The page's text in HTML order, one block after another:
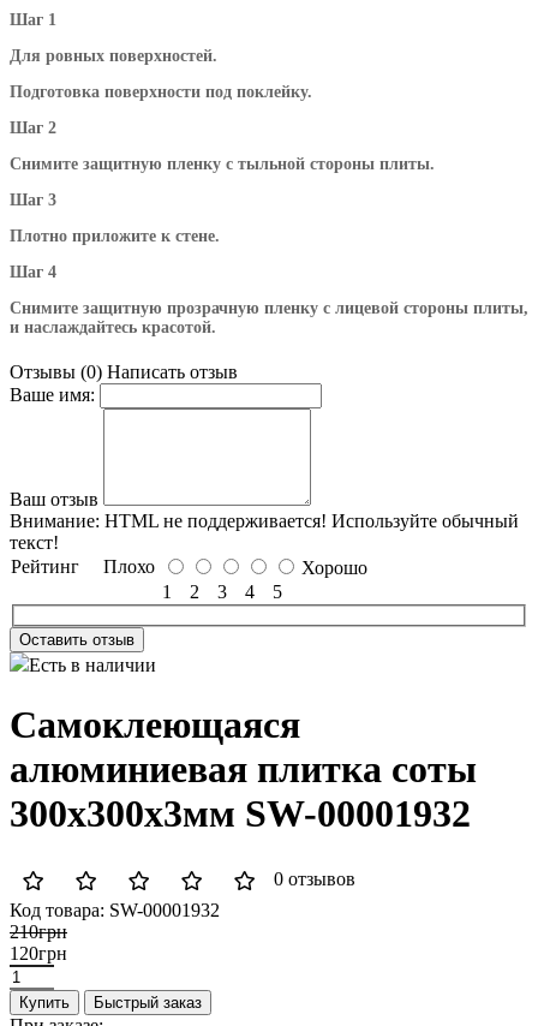
Шаг 1
Для ровных поверхностей.
Подготовка поверхности под поклейку.
Шаг 2
Снимите защитную пленку с тыльной стороны плиты.
Шаг 3
Плотно приложите к стене.
Шаг 4
Снимите защитную прозрачную пленку с лицевой стороны плиты,
и наслаждайтесь красотой.
Отзывы (0) Написать отзыв
Ваше имя:
Ваш отзыв
Внимание: HTML не поддерживается! Используйте обычный
текст!
Рейтинг Плохо
Хорошо
1
2 3 4 5
Оставить отзыв
Есть в наличии
Самоклеющаяся
алюминиевая плитка соты
300х300х3мм SW-00001932
0 отзывов
Код товара: SW-00001932
210грн
120грн
Купить Быстрый заказ